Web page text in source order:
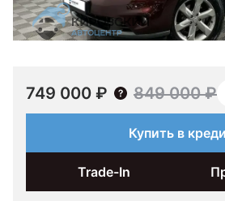
749 000 ₽ 849 000 ₽
Купить в
Trade-In